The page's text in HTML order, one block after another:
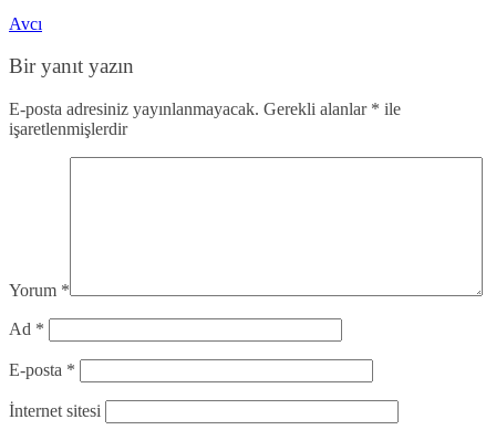
Avcı
Bir yanıt yazın
E-posta adresiniz yayınlanmayacak. Gerekli alanlar * ile
işaretlenmişlerdir
Yorum *
Ad *
E-posta *
İnternet sitesi